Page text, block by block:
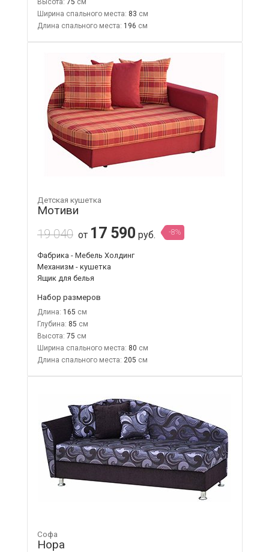
Ширина спального места: 83
Длина спального места: 196
Детская кушетка
Мотиви
19 040 от 17 590 руб. -8%
Фабрика - Мебель Холдинг
Механизм - кушетка
Ящик для белья
Набор размеров
Длина: 165
Глубина: 85
Высота: 75
Ширина спального места: 80
Длина спального места: 205
Софа
Нора